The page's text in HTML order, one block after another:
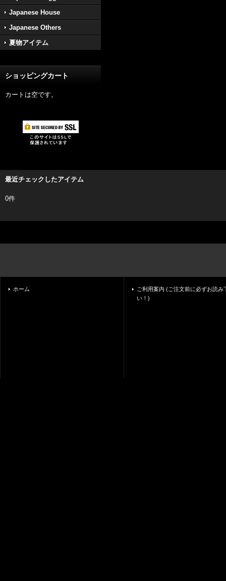
Japanese House
Japanese Others
夏物アイテム
ショッピングカート
カートは空です。
最近チェックしたアイテム
0件
ホーム
ご利用案内 (ご注文前に必ずお読み
い！)